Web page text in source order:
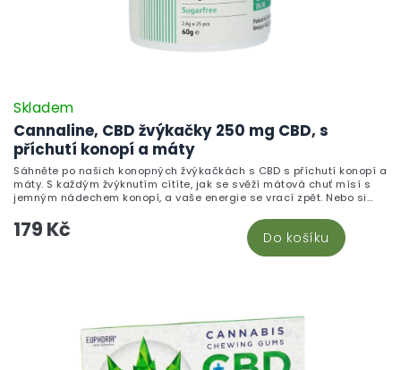
Cannaline, CBD žvýkačky 250 mg CBD, s
příchutí konopí a máty
Skladem
179 Kč Do košíku
Sáhněte po našich konopných žvýkačkách s CBD s příchutí konopí a
máty. S každým žvýknutím cítíte, jak se svěží mátová chuť mísí s
jemným nádechem konopí, a vaše energie se vrací zpět. Nebo si
představte, jak jste s přáteli a podělíte se o tyto lahodné žvýkačky.
Nejenže osvěží váš dech, ale díky CBD vás také zklidní a uvolní.